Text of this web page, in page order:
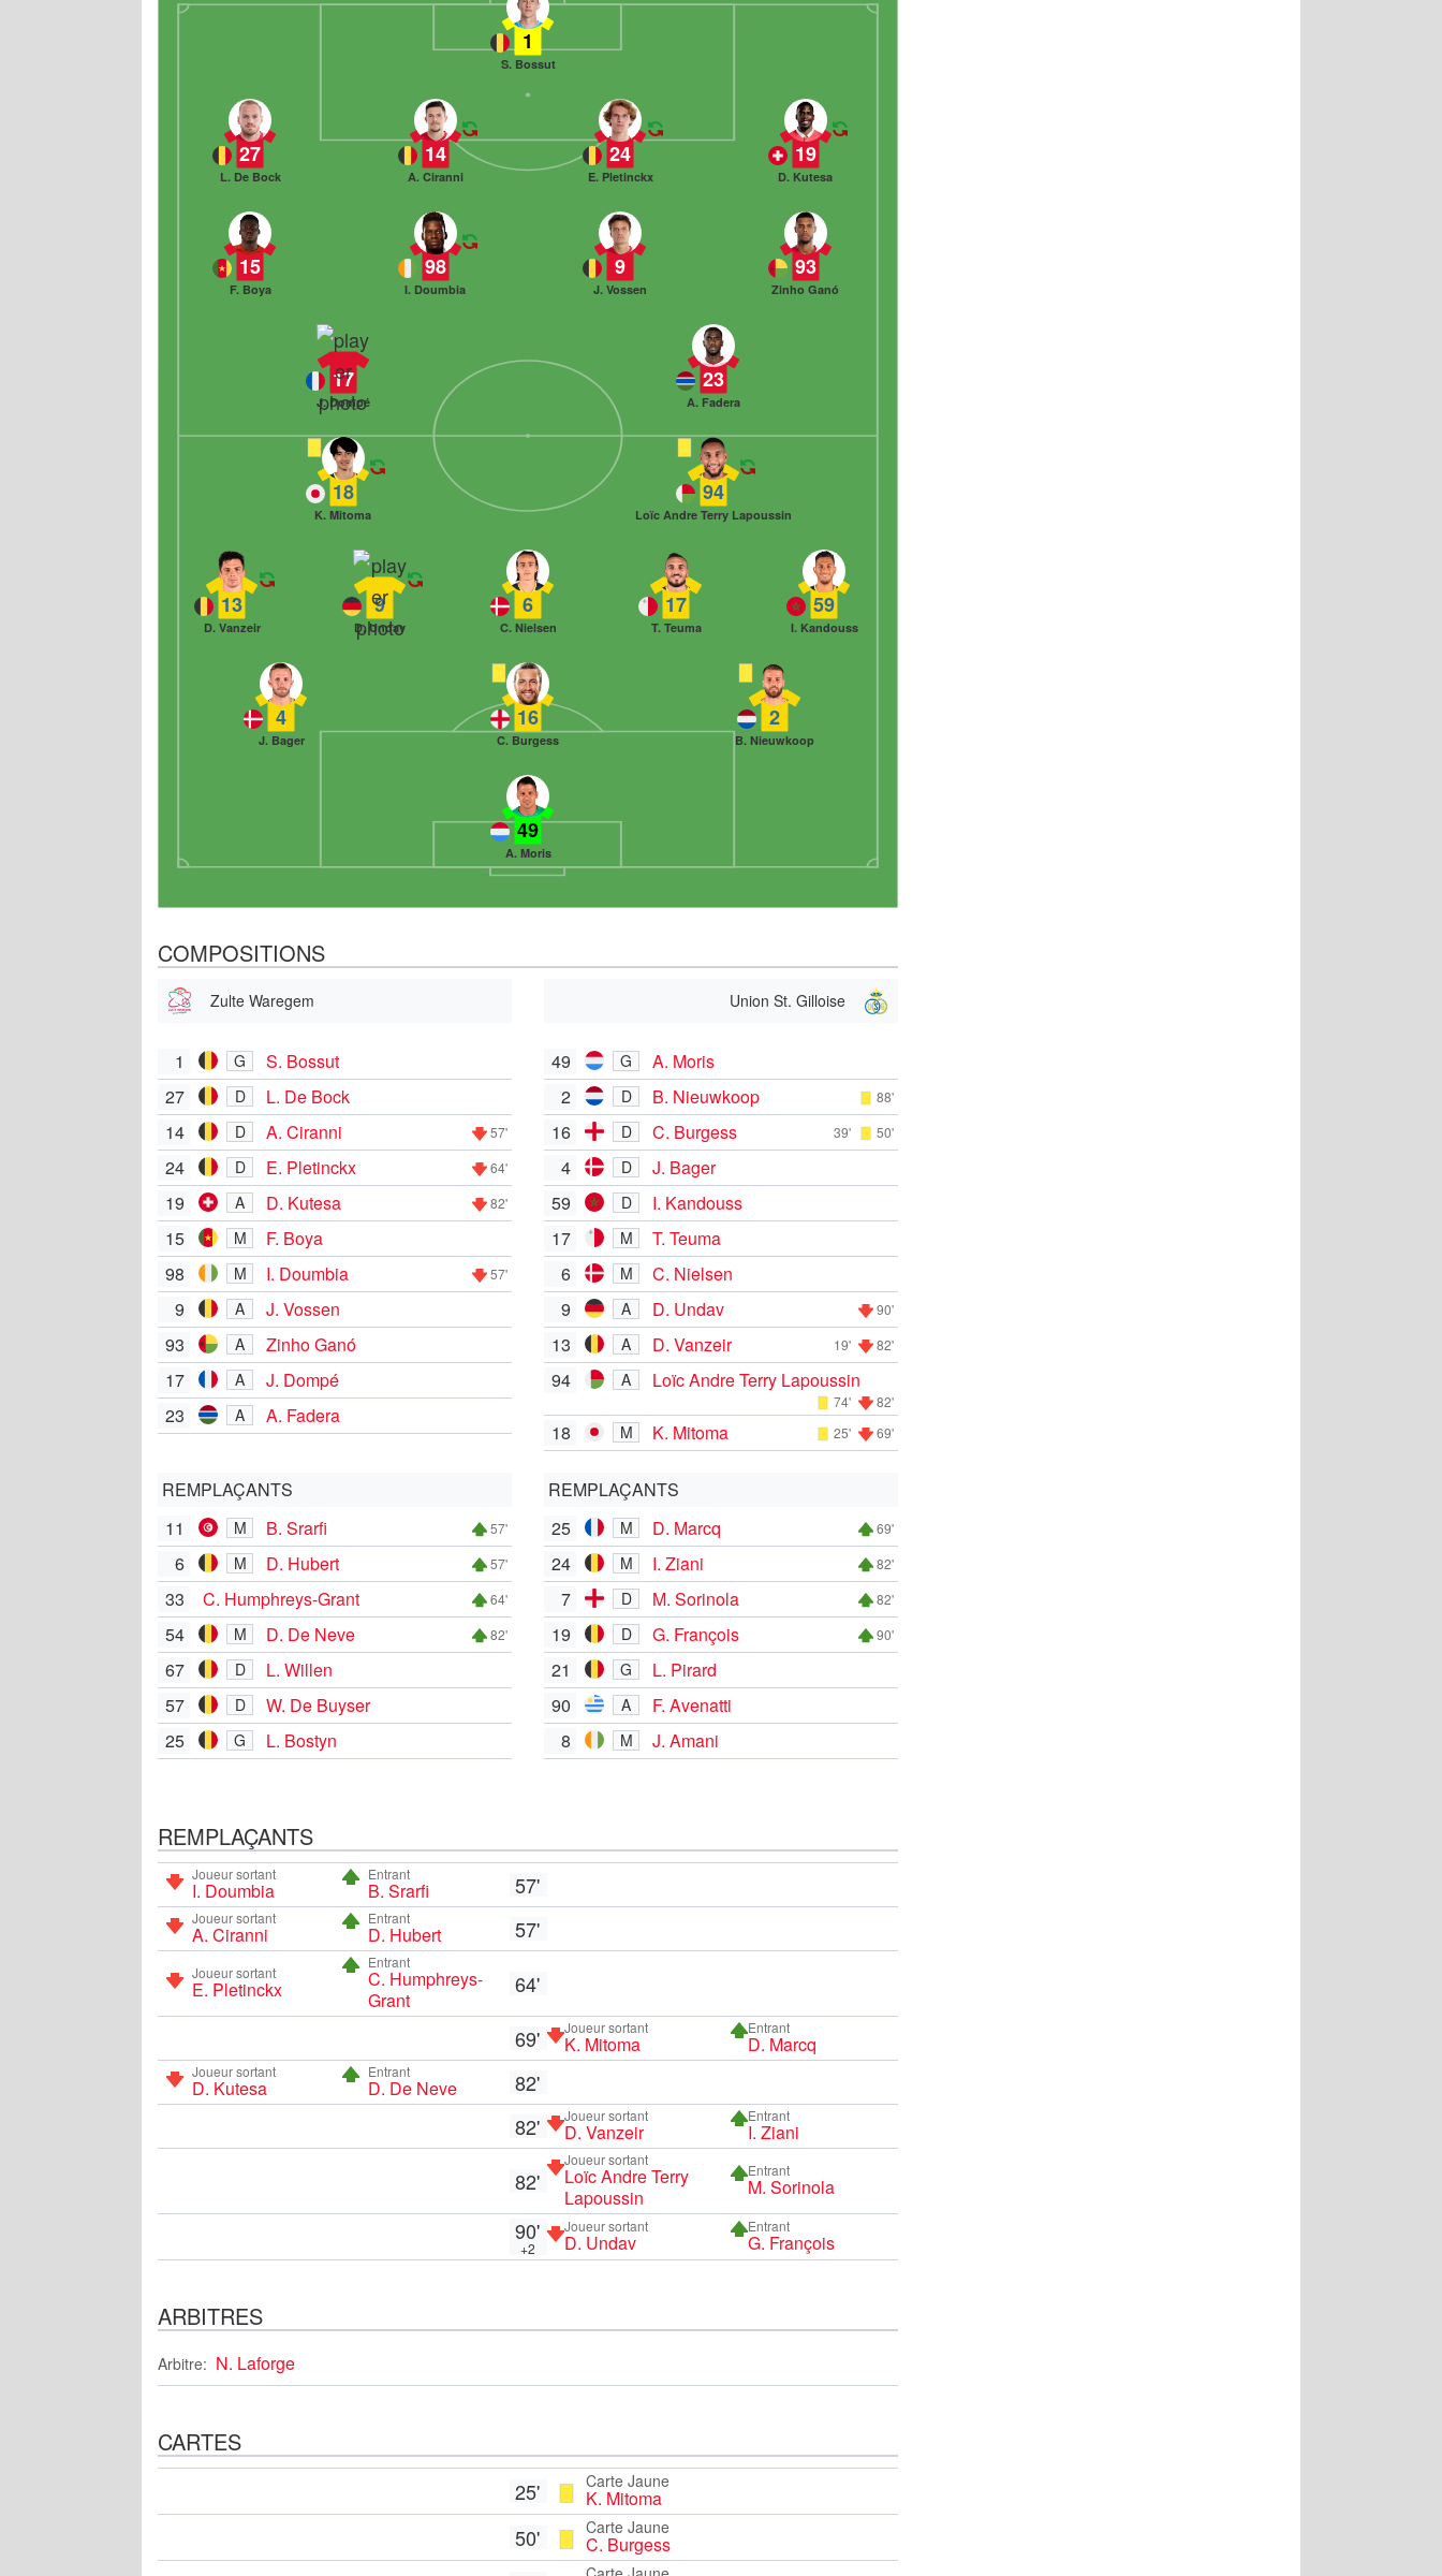
1
S. Bossut
19
D. Kutesa
24
E. Pletinckx
14
A. Ciranni
27
L. De Bock
93
Zinho Ganó
9
J. Vossen
98
I. Doumbia
15
F. Boya
23
A. Fadera
17
J. Dompé
49
A. Moris
4
J. Bager
16
C. Burgess
2
B. Nieuwkoop
13
D. Vanzeir
9
D. Undav
6
C. Nielsen
17
T. Teuma
59
I. Kandouss
18
K. Mitoma
94
Loïc Andre Terry Lapoussin
COMPOSITIONS
Zulte Waregem
1 G
S. Bossut
27
D
L. De Bock
14
D A. Ciranni 57'
24 D E. Pletinckx 64'
19 A D. Kutesa 82'
15 M
F. Boya
98
M I. Doumbia 57'
9 A
J. Vossen
93
A
Zinho Ganó
17
A
J. Dompé
23
A A. Fadera
REMPLAÇANTS
11
M B. Srarfi 57'
6 M D. Hubert 57'
33 C. Humphreys-Grant 64'
54 M D. De Neve 82'
67 D
L. Willen
57
D
W. De Buyser
25
G L. Bostyn
Union St. Gilloise
49 G
A. Moris
2
D B. Nieuwkoop 88'
16 D C. Burgess 39' 50'
4 D
J. Bager
59
D
I. Kandouss
17
M
T. Teuma
6
M
C. Nielsen
9
A D. Undav 90'
13 A D. Vanzeir 19' 82'
94 A Loïc Andre Terry Lapoussin
74' 82'
18 M K. Mitoma 25' 69'
REMPLAÇANTS
25
M D. Marcq 69'
24 M I. Ziani 82'
7 D M. Sorinola 82'
19 D G. François 90'
21 G
L. Pirard
90
A
F. Avenatti
8
M J. Amani
REMPLAÇANTS
Joueur sortant
I. Doumbia
Entrant
B. Srarfi 57'
Joueur sortant
A. Ciranni
Entrant
D. Hubert 57'
Joueur sortant
E. Pletinckx
Entrant
C. Humphreys-
Grant
64'
69'
Joueur sortant
K. Mitoma
Entrant
D. Marcq
Joueur sortant
D. Kutesa
Entrant
D. De Neve
82'
82'
Joueur sortant
D. Vanzeir
Entrant
I. Ziani
82'
Joueur sortant
Loïc Andre Terry
Lapoussin
Entrant
M. Sorinola
90'
+2
Joueur sortant
D. Undav
Entrant
G. François
ARBITRES
Arbitre: N. Laforge
CARTES
25' Carte Jaune
K. Mitoma
50' Carte Jaune
C. Burgess